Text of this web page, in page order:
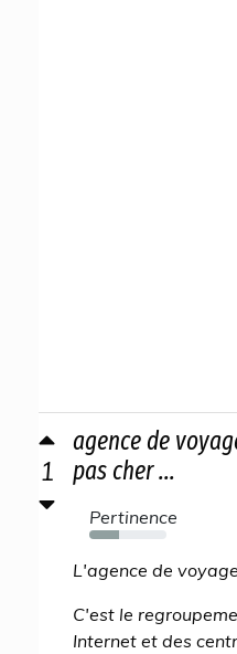
1
agence de
pas cher ...
Pertinence
39%
L'agence de
C'est le
Internet et des